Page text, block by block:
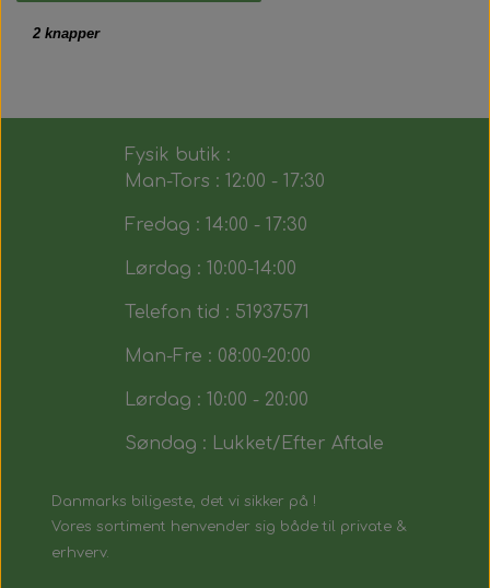
2 knapper
Fysik butik :
Man-Tors : 12:00 - 17:30
Fredag : 14:00 - 17:30
Lørdag : 10:00-14:00
Telefon tid : 51937571
Man-Fre : 08:00-20:00
Lørdag : 10:00 - 20:00
Søndag : Lukket/Efter Aftale
Danmarks biligeste, det vi sikker på !
Vores sortiment henvender sig både til private &
erhverv.